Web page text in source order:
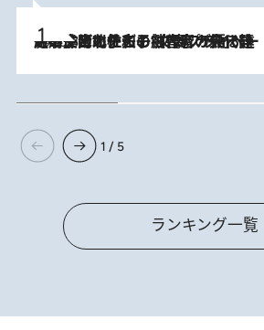
2026.8.3
《「文士の子ども被害者の会」発足！》阿川佐和子（72）が語る遠藤周作に北杜夫、劇作家・矢代静一の子どもたちの“文豪プライベート事件簿”
1 / 5
ランキング一覧